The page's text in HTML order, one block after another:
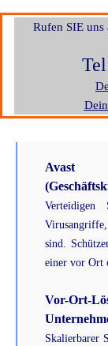
Rufen SIE uns
Avast
sind.
einer vor Ort
Vor-Ort-
Skalierbarer